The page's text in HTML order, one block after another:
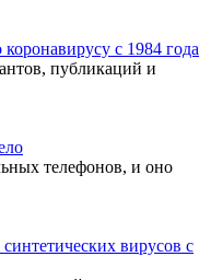
с 1984 года
публикаций и
телефонов, и оно
вирусов с